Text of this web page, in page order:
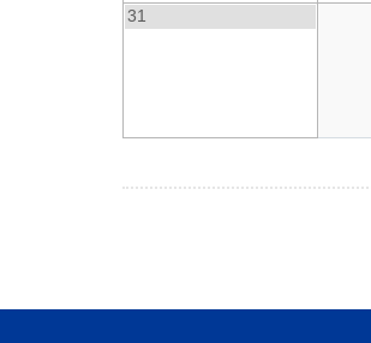
31